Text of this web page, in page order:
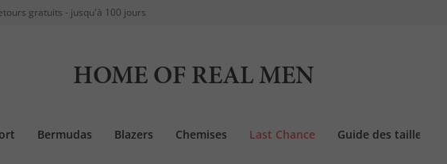
gratuits - jusqu'à 100 jours
HOME OF REAL MEN
Bermudas Blazers Chemises Last Chance Guide des tailles